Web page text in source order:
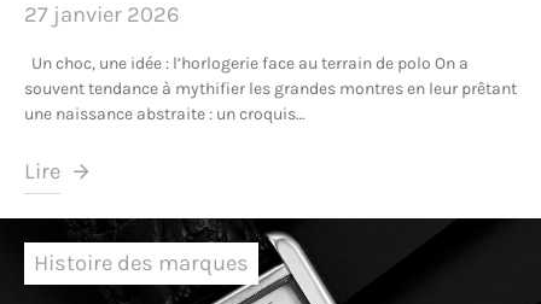
27 janvier 2026
Un choc, une idée : l’horlogerie face au terrain de polo On a
souvent tendance à mythifier les grandes montres en leur prêtant
une naissance abstraite : un croquis…
Lire
Histoire des marques